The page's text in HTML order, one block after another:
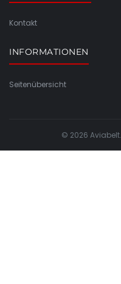
Kontakt
INFORMATIONEN
Seitenübersicht
© 2026